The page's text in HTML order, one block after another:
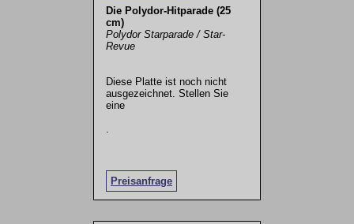
Die Polydor-Hitparade (25
cm)
Polydor Starparade / Star-
Revue
Diese Platte ist noch nicht
ausgezeichnet. Stellen Sie
eine
Preisanfrage
.